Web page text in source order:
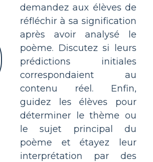
demandez aux élèves de
réfléchir à sa signification
après avoir analysé le
poème. Discutez si leurs
prédictions initiales
correspondaient au
contenu réel. Enfin,
guidez les élèves pour
déterminer le thème ou
le sujet principal du
poème et étayez leur
interprétation par des